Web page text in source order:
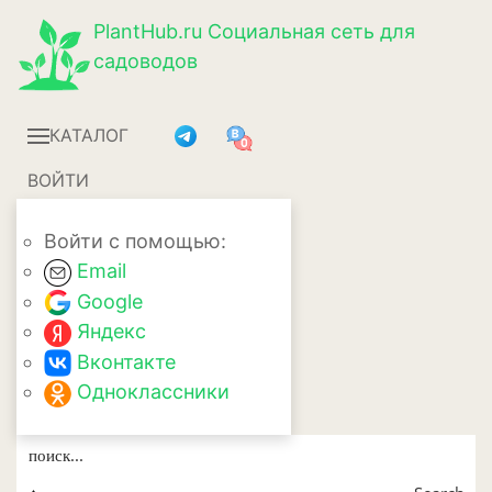
PlantHub.ru Социальная сеть для
садоводов
КАТАЛОГ
ВОЙТИ
Войти с помощью:
Email
Google
Яндекс
Вконтакте
Одноклассники